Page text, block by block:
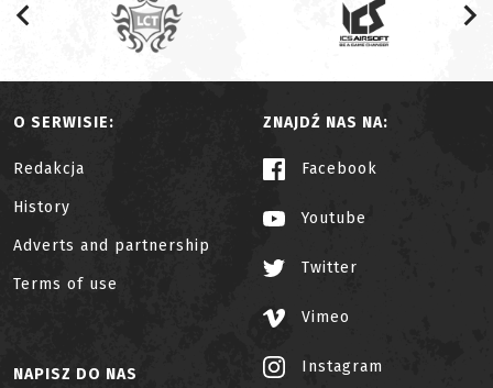
O SERWISIE:
Redakcja
History
Adverts and partnership
Terms of use
ZNAJDŹ NAS NA:
Facebook
Youtube
Twitter
Vimeo
Instagram
NAPISZ DO NAS